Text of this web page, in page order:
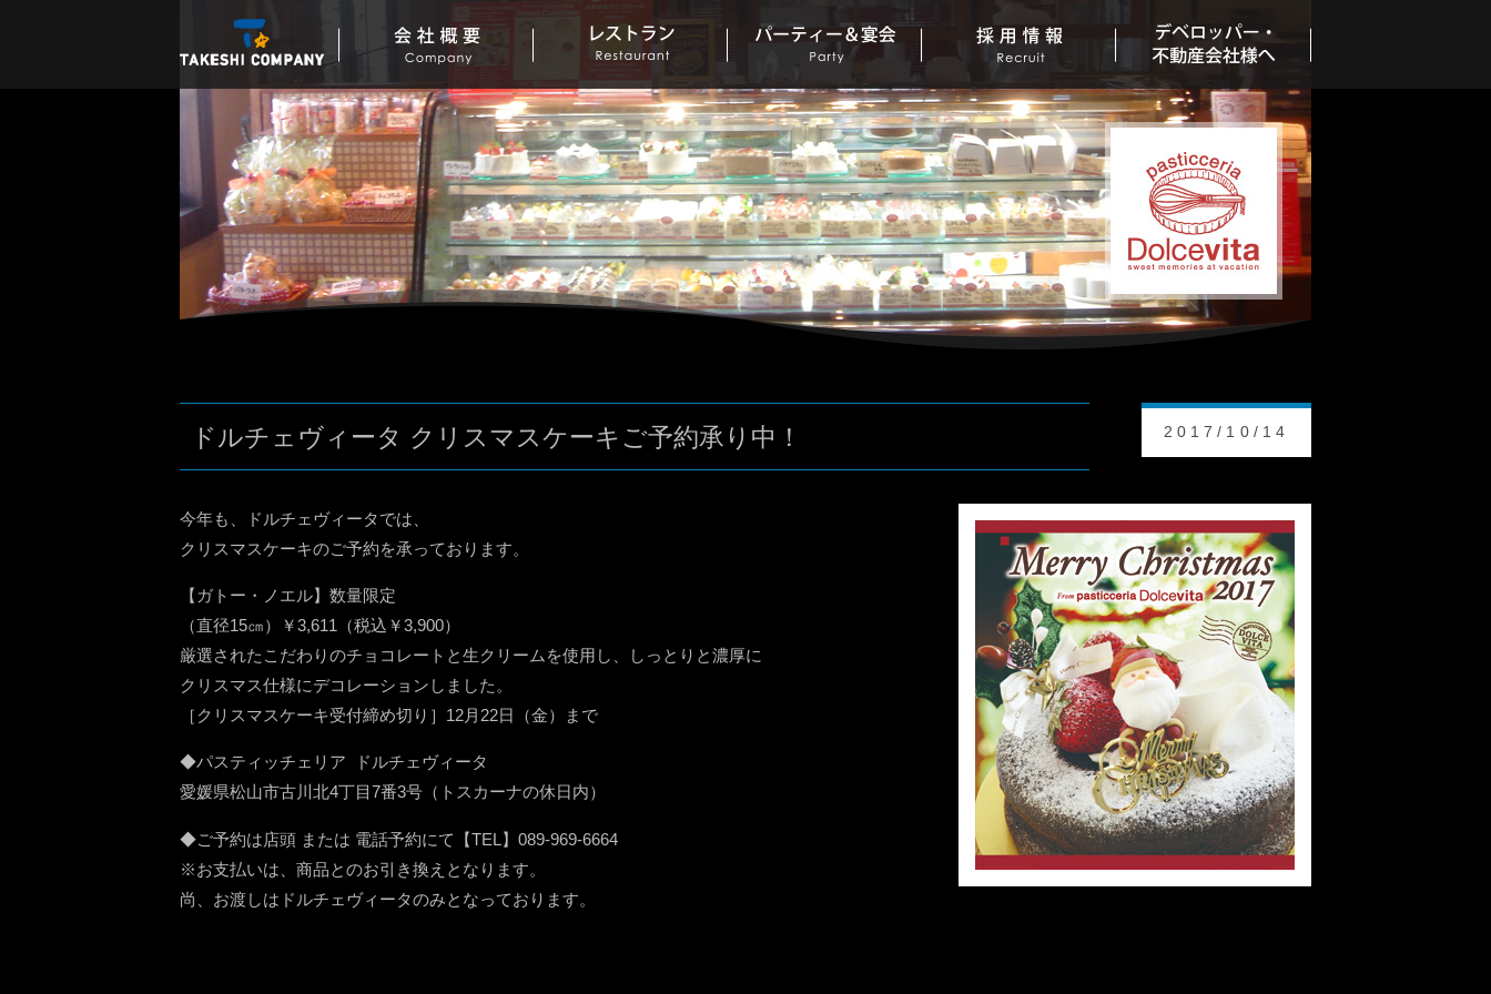
ドルチェヴィータ クリスマスケーキご予約承り中！ 2017/10/14
今年も、ドルチェヴィータでは、
クリスマスケーキのご予約を承っております。
【ガトー・ノエル】数量限定
（直径15㎝）￥3,611（税込￥3,900）
厳選されたこだわりのチョコレートと生クリームを使用し、しっとりと濃厚に
クリスマス仕様にデコレーションしました。
［クリスマスケーキ受付締め切り］12月22日（金）まで
◆パスティッチェリア ドルチェヴィータ
愛媛県松山市古川北4丁目7番3号（トスカーナの休日内）
◆ご予約は店頭 または 電話予約にて【TEL】089-969-6664
※お支払いは、商品とのお引き換えとなります。
尚、お渡しはドルチェヴィータのみとなっております。